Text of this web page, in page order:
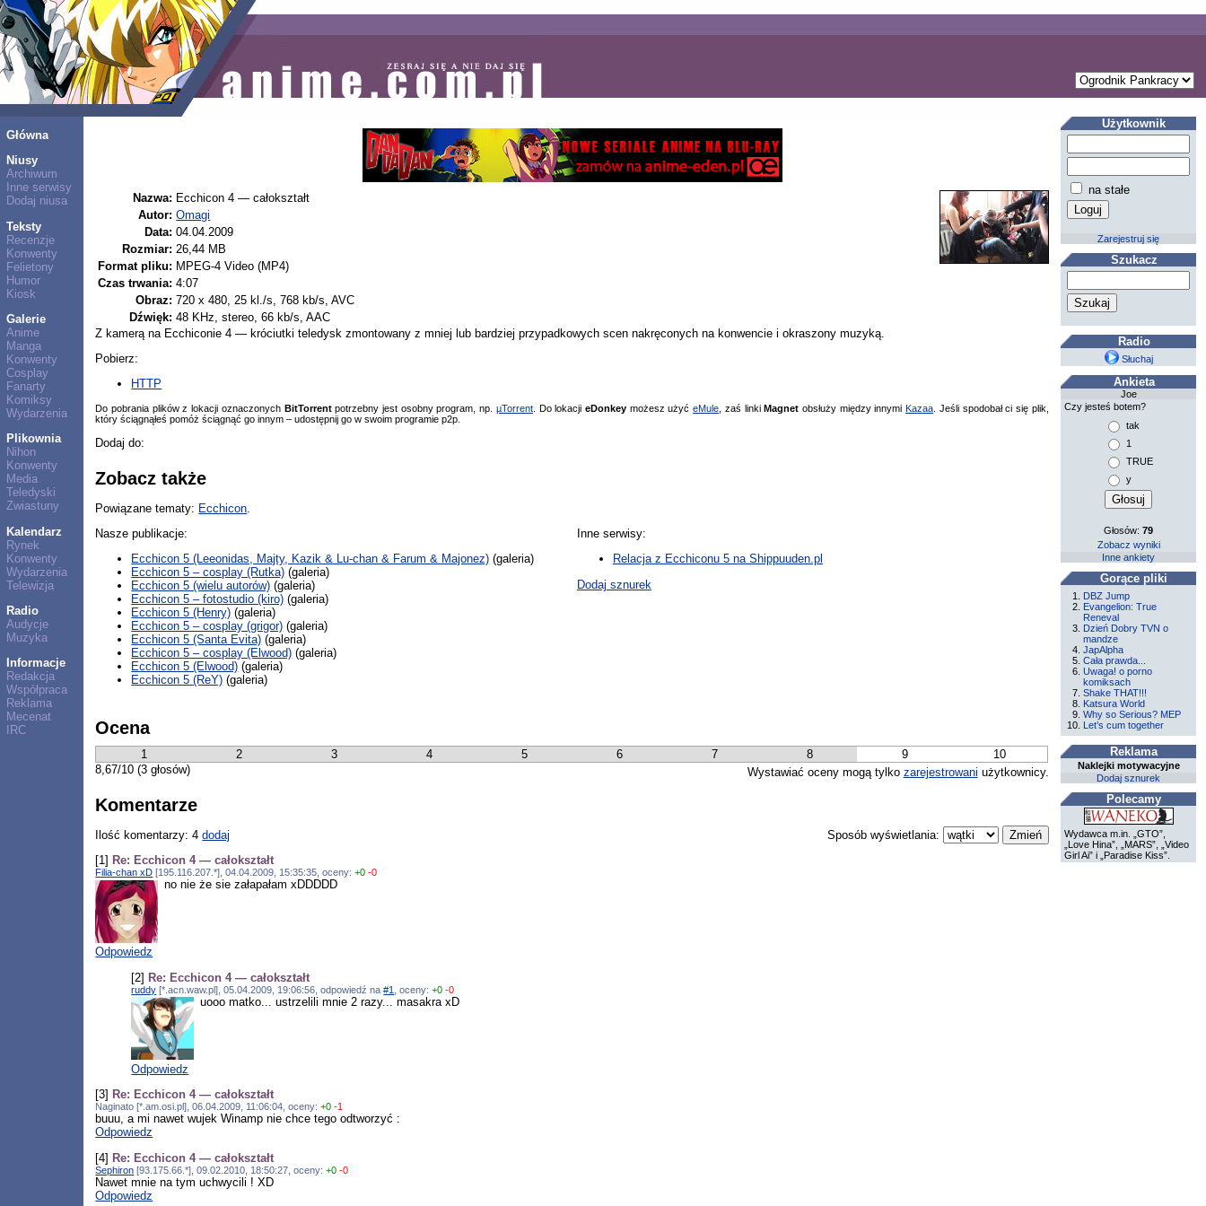
Główna
Niusy
Archiwum
Inne serwisy
Dodaj niusa
Teksty
Recenzje
Konwenty
Felietony
Humor
Kiosk
Galerie
Anime
Manga
Konwenty
Cosplay
Fanarty
Komiksy
Wydarzenia
Plikownia
Nihon
Konwenty
Media
Teledyski
Zwiastuny
Kalendarz
Rynek
Konwenty
Wydarzenia
Telewizja
Radio
Audycje
Muzyka
Informacje
Redakcja
Współpraca
Reklama
Mecenat
IRC
Nazwa: Ecchicon 4 — całokształt
Autor: Omagi
Data: 04.04.2009
Rozmiar: 26,44 MB
Format pliku: MPEG-4 Video (MP4)
Czas trwania: 4:07
Obraz: 720 x 480, 25 kl./s, 768 kb/s, AVC
Dźwięk: 48 KHz, stereo, 66 kb/s, AAC
Z kamerą na Ecchiconie 4 — króciutki teledysk zmontowany z mniej lub bardziej przypadkowych scen nakręconych na konwencie i okraszony muzyką.
Pobierz:
HTTP
Do pobrania plików z lokacji oznaczonych BitTorrentpotrzebny jest osobny program, np. µTorrent. Do lokacjieDonkey możesz użyćeMule , zaś linkiMagnet obsłuży między innymiKazaa . Jeśli spodobał ci się plik,
który ściągnąłeś pomóż ściągnąć go innym – udostępnij go w swoim programie p2p.
Dodaj do:
Zobacz także
Powiązane tematy: Ecchicon
Nasze publikacje:
Ecchicon 5 (Leeonidas, Majty, Kazik & Lu-chan & Farum & Majonez) (galeria)
Ecchicon 5 – cosplay (Rutka) (galeria)
Ecchicon 5 (wielu autorów) (galeria)
Ecchicon 5 – fotostudio (kiro) (galeria)
Ecchicon 5 (Henry) (galeria)
Ecchicon 5 – cosplay (grigor) (galeria)
Ecchicon 5 (Santa Evita) (galeria)
Ecchicon 5 – cosplay (Elwood) (galeria)
Ecchicon 5 (Elwood) (galeria)
Ecchicon 5 (ReY) (galeria)
Inne serwisy:
Relacja z Ecchiconu 5 na Shippuuden.pl
Dodaj sznurek
Ocena
1 2 3 4 5 6 7 8 9
10
Wystawiać oceny mogą tylko zarejestrowani użytkownicy.
8,67/10 (3 głosów)
Komentarze
Sposób wyświetlania:
Ilość komentarzy: 4dodaj
[1] Re: Ecchicon 4 — całokształt
Filia-chan xD [195.116.207.*], 04.04.2009, 15:35:35, oceny:+0 -0
no nie że sie załapałam xDDDDD
Odpowiedz
[2] Re: Ecchicon 4 — całokształt
ruddy [*.acn.waw.pl], 05.04.2009, 19:06:56, odpowiedź na#1 , oceny:+0 -0
uooo matko... ustrzelili mnie 2 razy... masakra xD
Odpowiedz
[3] Re: Ecchicon 4 — całokształt
Naginato [*.am.osi.pl], 06.04.2009, 11:06:04, oceny:+0 -1
buuu, a mi nawet wujek Winamp nie chce tego odtworzyć :
Odpowiedz
[4] Re: Ecchicon 4 — całokształt
Sephiron [93.175.66.*], 09.02.2010, 18:50:27, oceny:+0 -0
Nawet mnie na tym uchwycili ! XD
Odpowiedz
Użytkownik
na stałe
Zarejestruj się
Szukacz
Radio
Słuchaj
Ankieta
Joe
Czy jesteś botem?
tak
1
TRUE
y
Głosów:79
Zobacz wyniki
Inne ankiety
Gorące pliki
DBZ Jump
Evangelion: True
Reneval
Dzień Dobry TVN o
mandze
JapAlpha
Cała prawda...
Uwaga! o porno
komiksach
Shake THAT!!!
Katsura World
Why so Serious? MEP
Let’s cum together
Reklama
Naklejki motywacyjne
Dodaj sznurek
Polecamy
Wydawca m.in. „GTO”,
„Love Hina”, „MARS”, „Video
Girl Ai” i „Paradise Kiss”.